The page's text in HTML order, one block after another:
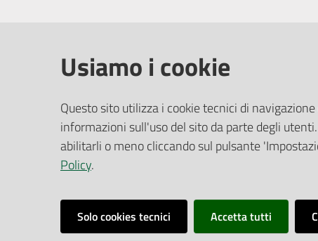
Via De Gasperi, 8 - 48121 Ravenna (RA)
CF/P.IVA:02483810392
PEC:
azienda@pec.auslromagna.it
Ufficio
Usiamo i cookie
Questo sito utilizza i cookie tecnici di
informazioni sull'uso del sito da parte degli
abilitarli o meno cliccando sul pulsante
Policy.
Solo cookies tecnici Accetta tutti